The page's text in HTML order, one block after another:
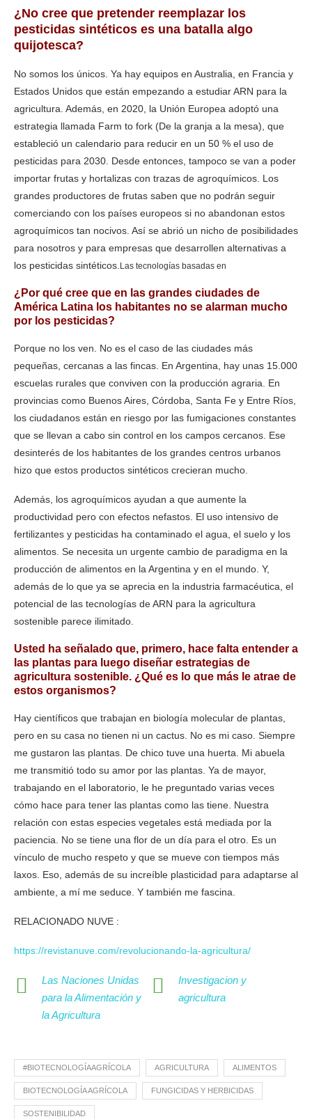
¿No cree que pretender reemplazar los
pesticidas sintéticos es una batalla algo
quijotesca?
No somos los únicos. Ya hay equipos en Australia, en Francia y
Estados Unidos que están empezando a estudiar ARN para la
agricultura. Además, en 2020, la Unión Europea adoptó una
estrategia llamada Farm to fork (De la granja a la mesa), que
estableció un calendario para reducir en un 50 % el uso de
pesticidas para 2030. Desde entonces, tampoco se van a poder
importar frutas y hortalizas con trazas de agroquímicos. Los
grandes productores de frutas saben que no podrán seguir
comerciando con los países europeos si no abandonan estos
agroquímicos tan nocivos. Así se abrió un nicho de posibilidades
para nosotros y para empresas que desarrollen alternativas a
los pesticidas sintéticos. Las tecnologías basadas en
¿Por qué cree que en las grandes ciudades de
América Latina los habitantes no se alarman mucho
por los pesticidas?
Porque no los ven. No es el caso de las ciudades más
pequeñas, cercanas a las fincas. En Argentina, hay unas 15.000
escuelas rurales que conviven con la producción agraria. En
provincias como Buenos Aires, Córdoba, Santa Fe y Entre Ríos,
los ciudadanos están en riesgo por las fumigaciones constantes
que se llevan a cabo sin control en los campos cercanos. Ese
desinterés de los habitantes de los grandes centros urbanos
hizo que estos productos sintéticos crecieran mucho.
Además, los agroquímicos ayudan a que aumente la
productividad pero con efectos nefastos. El uso intensivo de
fertilizantes y pesticidas ha contaminado el agua, el suelo y los
alimentos. Se necesita un urgente cambio de paradigma en la
producción de alimentos en la Argentina y en el mundo. Y,
además de lo que ya se aprecia en la industria farmacéutica, el
potencial de las tecnologías de ARN para la agricultura
sostenible parece ilimitado.
Usted ha señalado que, primero, hace falta entender a
las plantas para luego diseñar estrategias de
agricultura sostenible. ¿Qué es lo que más le atrae de
estos organismos?
Hay científicos que trabajan en biología molecular de plantas,
pero en su casa no tienen ni un cactus. No es mi caso. Siempre
me gustaron las plantas. De chico tuve una huerta. Mi abuela
me transmitió todo su amor por las plantas. Ya de mayor,
trabajando en el laboratorio, le he preguntado varias veces
cómo hace para tener las plantas como las tiene. Nuestra
relación con estas especies vegetales está mediada por la
paciencia. No se tiene una flor de un día para el otro. Es un
vínculo de mucho respeto y que se mueve con tiempos más
laxos. Eso, además de su increíble plasticidad para adaptarse al
ambiente, a mí me seduce. Y también me fascina.
RELACIONADO NUVE :
https://revistanuve.com/revolucionando-la-agricultura/
Las Naciones Unidas
para la Alimentación y
la Agricultura
Investigacion y
agricultura
#BIOTECNOLOGÍAAGRÍCOLA AGRICULTURA ALIMENTOS
BIOTECNOLOGÍA AGRÍCOLA FUNGICIDAS Y HERBICIDAS
SOSTENIBILIDAD